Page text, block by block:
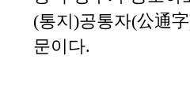
(통지)공통자(公通
문이다.